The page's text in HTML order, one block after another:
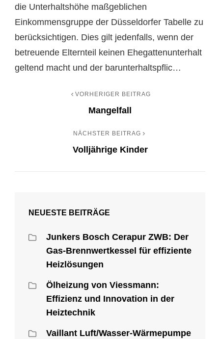
die Unterhaltshöhe maßgeblichen
Einkommensgruppe der Düsseldorfer Tabelle zu
berücksichtigen. Dies gilt jedenfalls, wenn der
betreuende Elternteil keinen Ehegattenunterhalt
geltend macht und der barunterhaltspflic…
Beitrags- VORHERIGER BEITRAG
Mangelfall
NÄCHSTER BEITRAG
Volljährige Kinder
NEUESTE BEITRÄGE
Junkers Bosch Cerapur ZWB: Der
Gas-Brennwertkessel für effiziente
Heizlösungen
Ölheizung von Viessmann:
Effizienz und Innovation in der
Heiztechnik
Vaillant Luft/Wasser-Wärmepumpe